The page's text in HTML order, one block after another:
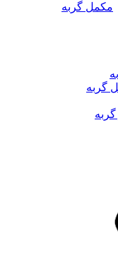
مکمل گربه
گربه